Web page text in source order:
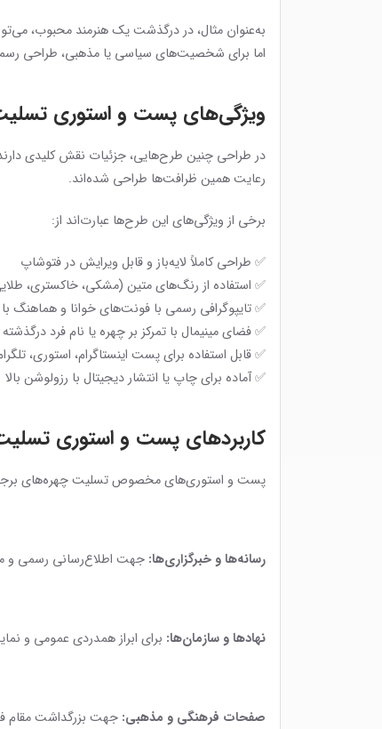
به‌عنوان مثال، در درگذشت یک هنرمند محبوب،
اما برای شخصیت‌های سیاسی یا مذهبی، طراحی
ویژگی‌های پست و استوری
در طراحی چنین طرح‌هایی، جزئیات نقش کلیدی
رعایت همین ظرافت‌ها طراحی شده‌اند.
برخی از ویژگی‌های این طرح‌ها عبارت‌اند از:
✅ طراحی کاملاً لایه‌باز و قابل ویرایش در فتوشاپ
✅ استفاده از رنگ‌های متین (مشکی، خاکستری،
✅ تایپوگرافی رسمی با فونت‌های خوانا و هماهنگ
✅ فضای مینیمال با تمرکز بر چهره یا نام فرد درگذشته
✅ قابل استفاده برای پست اینستاگرام، استوری،
✅ آماده برای چاپ یا انتشار دیجیتال با رزولوشن بالا
کاربردهای پست و استوری
پست و استوری‌های مخصوص تسلیت چهره‌های
رسانه‌ها و خبرگزاری‌ها: جهت اطلاع‌رسانی رسمی و
نهادها و سازمان‌ها: برای ابراز همدردی عمومی و
صفحات فرهنگی و مذهبی: جهت بزرگداشت مقام